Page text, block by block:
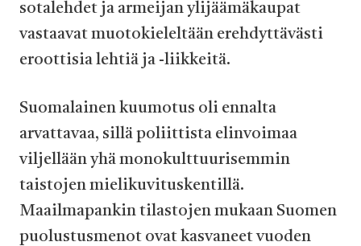
sotalehdet ja armeijan ylijäämäkaupat
vastaavat muotokieleltään erehdyttävästi
eroottisia lehtiä ja -liikkeitä.
Suomalainen kuumotus oli ennalta
arvattavaa, sillä poliittista elinvoimaa
viljellään yhä monokulttuurisemmin
taistojen mielikuvituskentillä.
Maailmapankin tilastojen mukaan Suomen
puolustusmenot ovat kasvaneet vuoden